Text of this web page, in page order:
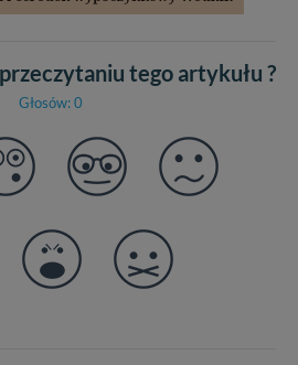
tego artykułu ?
Głosów: 0